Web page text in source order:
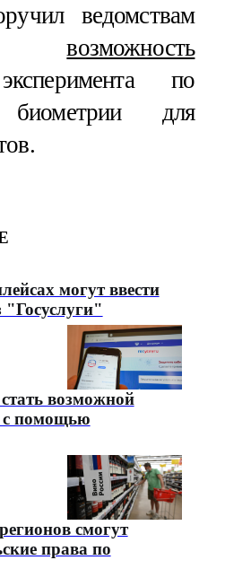
ведомствам
возможность
по
биометрии для
могут ввести
"Госуслуги"
возможной
с помощью
смогут
права по